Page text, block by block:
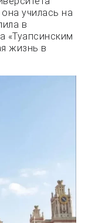
училась на
в
«Туапсинским
жизнь в